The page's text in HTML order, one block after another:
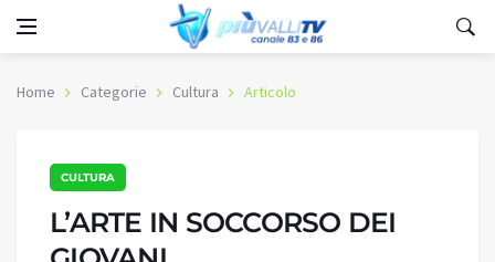
Home Categorie Cultura Articolo
CULTURA
L’ARTE IN SOCCORSO DEI